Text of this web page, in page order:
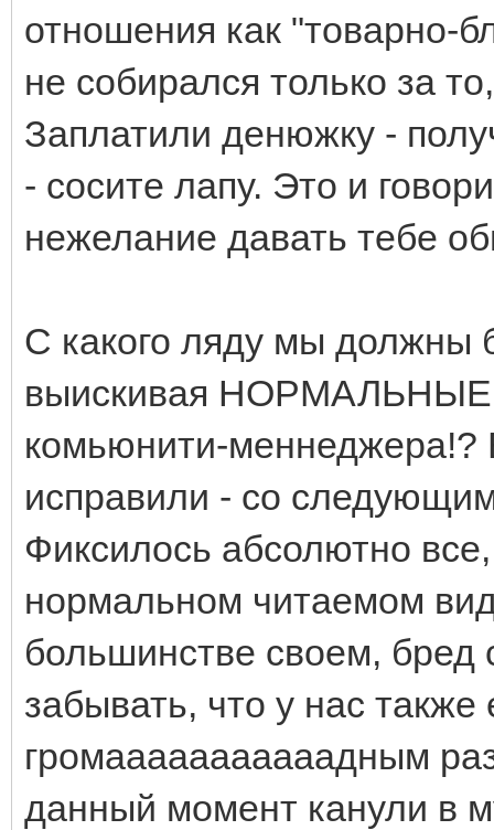
отношения как "товарно-
не собирался только за
Заплатили денюжку -
- сосите лапу. Это и
нежелание давать тебе
С какого ляду мы должны
выискивая НОРМАЛЬНЫЕ
комьюнити-меннеджера!?
исправили - со
Фиксилось абсолютно
нормальном читаемом
большинстве своем, бред
забывать, что у нас также
громааааааааааадным
данный момент канули в